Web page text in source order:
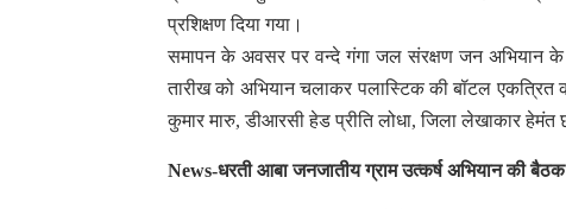
प्रशिक्षण दिया गया।
समापन के अवसर पर वन्दे गंगा जल संरक्षण जन अभियान के
तारीख को अभियान चलाकर पलास्टिक की बॉटल
कुमार मारु, डीआरसी हेड प्रीति लोधा, जिला लेखाकार हेमंत
News-धरती आबा जनजातीय ग्राम उत्कर्ष अभियान की बैठक